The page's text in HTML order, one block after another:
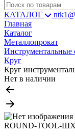
КАТАЛОГ
Главная
Каталог
Металлопрокат
Инструментальные
Круг
Круг
Нет в наличии
ROUND-TOOL-